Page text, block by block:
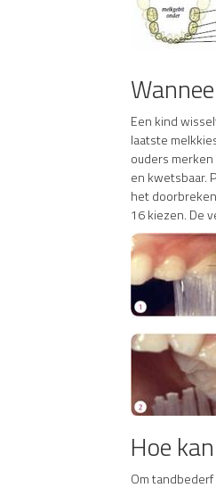
Een kind
laatste
ouders
en kwetsbaar.
het
16 kiezen. De
Hoe
Om